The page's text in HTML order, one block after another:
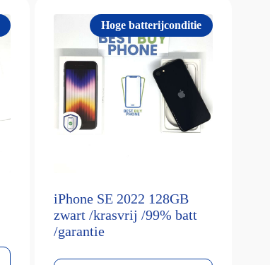
Hoge batterijconditie
iPhone SE 2022 128GB
zwart /krasvrij /99% batt
/garantie